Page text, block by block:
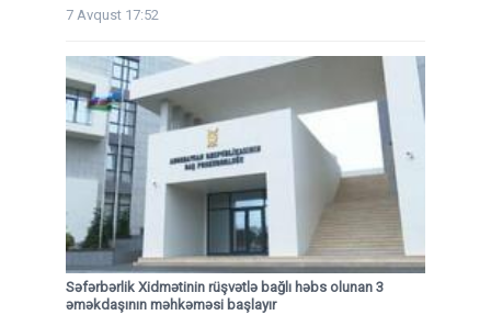
7 Avqust 17:52
Səfərbərlik Xidmətinin rüşvətlə bağlı həbs olunan 3
əməkdaşının məhkəməsi başlayır